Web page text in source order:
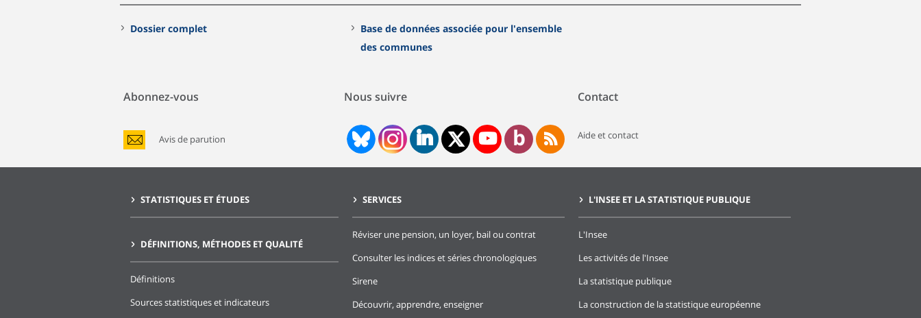
Dossier complet
Base de données associée pour l'ensemble
des communes
Abonnez-vous
Avis de parution
Nous suivre Contact
Aide et contact
STATISTIQUES ET ÉTUDES
DÉFINITIONS, MÉTHODES ET QUALITÉ
Définitions
Sources statistiques et indicateurs
SERVICES
Réviser une pension, un loyer, bail ou contrat
Consulter les indices et séries chronologiques
Sirene
Découvrir, apprendre, enseigner
L'INSEE ET LA STATISTIQUE PUBLIQUE
L'Insee
Les activités de l'Insee
La statistique publique
La construction de la statistique européenne